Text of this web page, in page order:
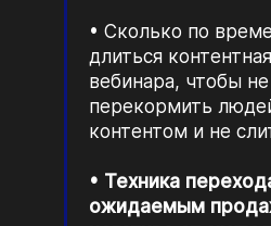
Сколько по
длиться
вебинара, чтобы не
перекормить
контентом и не
Техника
ожидаемым